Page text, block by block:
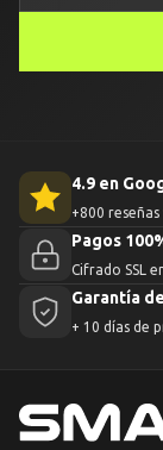
4.9 en
+800
Pagos
Cifrado SSL
Garantía
+ 10 días de